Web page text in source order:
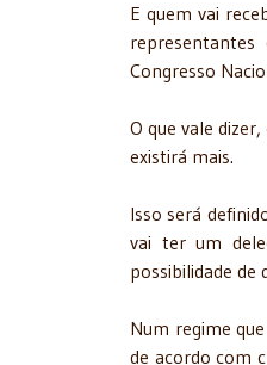
E quem vai
Congresso
O que vale
existirá mais.
Isso será
vai ter um
possibilidade de
Num regime
de acordo com